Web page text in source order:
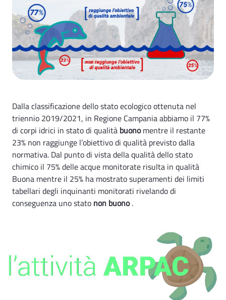
Dalla classificazione dello stato ecologico ottenuta nel
triennio 2019/2021, in Regione Campania abbiamo il 77%
di corpi idrici in stato di qualità buonomentre il restante
23% non raggiunge l’obiettivo di qualità previsto dalla
normativa. Dal punto di vista della qualità dello stato
chimico il 75% delle acque monitorate risulta in qualità
Buona mentre il 25% ha mostrato superamenti dei limiti
tabellari degli inquinanti monitorati rivelando di
conseguenza uno stato non buono.